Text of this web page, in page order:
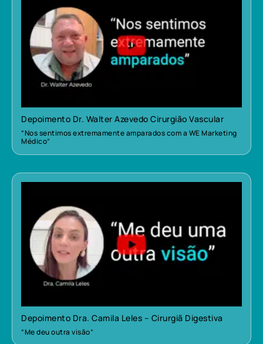
Depoimento Dr. Walter Azevedo Cirurgião Vascular
“Nos sentimos extremamente amparados com a WE Marketing
Médico”
Depoimento Dra. Camila Leles – Cirurgiã Digestiva
“Me deu outra visão”